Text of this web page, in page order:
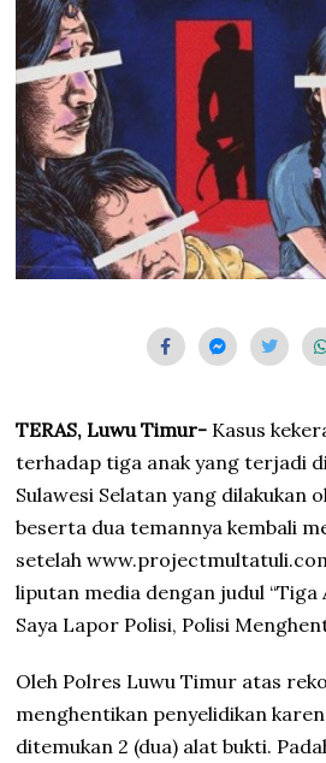
TERAS, Luwu Timur- Kasus
terhadap tiga anak yang terjadi
Sulawesi Selatan yang dilakukan
beserta dua temannya kembali
setelah
liputan media dengan judul “Tiga
Saya Lapor Polisi, Polisi
Oleh Polres Luwu Timur atas
menghentikan penyelidikan
ditemukan 2 (dua) alat bukti.